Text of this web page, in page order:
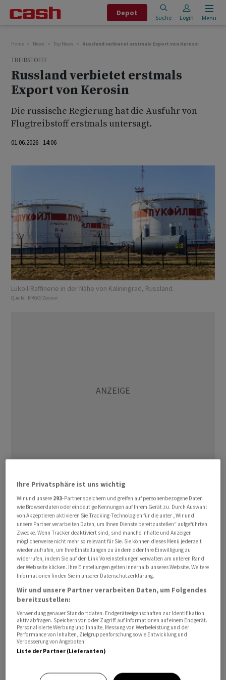
Depot
Suche Login Menu
Home News Top News Russland verbietet erstmals Export von Kerosin
TREIBSTOFFE
Russland verbietet erstmals
Export von Kerosin
Die russische Regierung hat die Ausfuhr von
Flugtreibstoff erstmals untersagt.
01.06.2026 14:06
Lukoil-Raffinerie in der Nähe von Kaliningrad, Russland.
Quelle: IMAGO/Zoonar
«Ziel des Beschlusses ist die Gewährleistung einer
stabilen Lage auf dem Binnenmarkt für Treibstoffe»,
heisst es in einer Mitteilung der russischen Regierung.
Die Massnahme soll demnach bis einschliesslich 30.
November gelten.
Ausgenommen von der Regelung sind Kerosinmengen,
die schon am Zoll sind oder auf Basis von bilateralen
Regierungsvereinbarungen verschifft werden. Zudem
soll auch das Betanken ausländischer Flugzeuge auf
russischen Flughäfen weiter möglich sein.
Die Beschränkungen für Kerosin sind erstmals in Kraft.
Bereits zuvor hat die russische Regierung den Verkauf
Ihre Privatsphäre ist uns wichtig
Wir und unsere 293-Partner speichern und greifen auf personenbezogene Daten
wie Browserdaten oder eindeutige Kennungen auf Ihrem Gerät zu. Durch Auswahl
von Akzeptieren aktivieren Sie Tracking-Technologien für die unter „Wir und
unsere Partner verarbeiten Daten, um Ihnen Dienste bereitzustellen“ aufgeführten
Zwecke. Wenn Tracker deaktiviert sind, sind manche Inhalte und Anzeigen
möglicherweise nicht mehr so relevant für Sie. Sie können dieses Menü jederzeit
wieder aufrufen, um Ihre Einstellungen zu ändern oder Ihre Einwilligung zu
widerrufen, indem Sie auf den Link Voreinstellungen verwalten am unteren Rand
der Webseite klicken. Ihre Einstellungen gelten innerhalb unseres Website. Weitere
Informationen finden Sie in unserer Datenschutzerklärung.
Wir und unsere Partner verarbeiten Daten, um Folgendes
bereitzustellen:
Verwendung genauer Standortdaten. Endgeräteeigenschaften zur Identifikation
aktiv abfragen. Speichern von oder Zugriff auf Informationen auf einem Endgerät.
Personalisierte Werbung und Inhalte, Messung von Werbeleistung und der
Performance von Inhalten, Zielgruppenforschung sowie Entwicklung und
Verbesserung von Angeboten.
Liste der Partner (Lieferanten)